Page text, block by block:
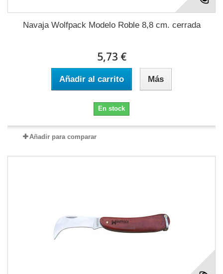
Navaja Wolfpack Modelo Roble 8,8 cm. cerrada
5,73 €
Añadir al carrito Más
En stock
Añadir para comparar